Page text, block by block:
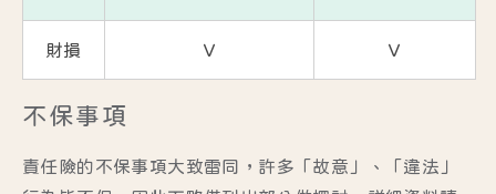
財損 Ｖ Ｖ
不保事項
責任險的不保事項大致雷同，許多「故意」、「違法」